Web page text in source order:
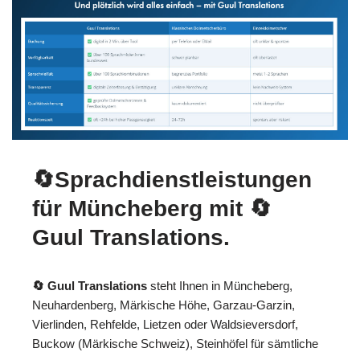
🔄Sprachdienstleistungen
für Müncheberg mit 🔄
Guul Translations.
🔄 Guul Translations steht Ihnen in Müncheberg,
Neuhardenberg, Märkische Höhe, Garzau-Garzin,
Vierlinden, Rehfelde, Lietzen oder Waldsieversdorf,
Buckow (Märkische Schweiz), Steinhöfel für sämtliche